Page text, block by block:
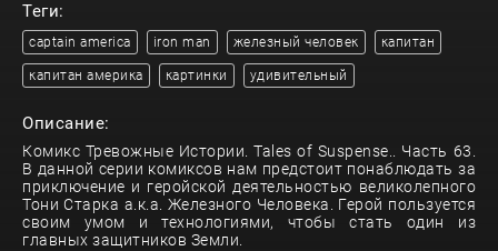
Теги:
captain america iron man железный человек капитан
капитан америка картинки удивительный
Описание:
Комикс Тревожные Истории. Tales of Suspense.. Часть 63.
В данной серии комиксов нам предстоит понаблюдать за
приключение и геройской деятельностью великолепного
Тони Старка а.к.а. Железного Человека. Герой пользуется
своим умом и технологиями, чтобы стать один из
главных защитников Земли.